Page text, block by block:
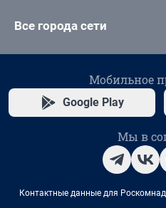
Все города сети
Мобильное
Google Play
Мы в
Контактные данные для